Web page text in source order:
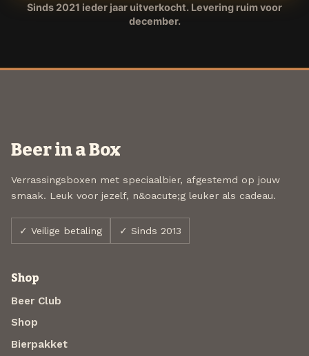
Sinds 2021 ieder jaar uitverkocht. Levering ruim voor
december.
Beer in a Box
Verrassingsboxen met speciaalbier, afgestemd op jouw
smaak. Leuk voor jezelf, n&oacute;g leuker als cadeau.
✓ Veilige betaling ✓ Sinds 2013
Shop
Beer Club
Shop
Bierpakket